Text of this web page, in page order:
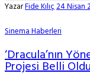
YazarFide Kılıç24 Nisan
Sinema Haberleri
‘Dracula’nın
Projesi Belli